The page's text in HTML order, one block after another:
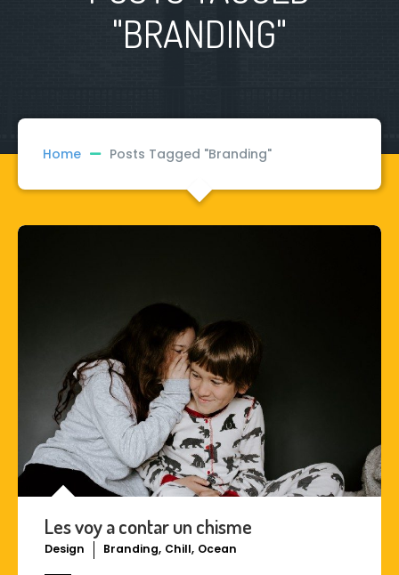
"BRANDING"
Home Posts Tagged "Branding"
Les voy a contar un chisme
Design Branding, Chill, Ocean